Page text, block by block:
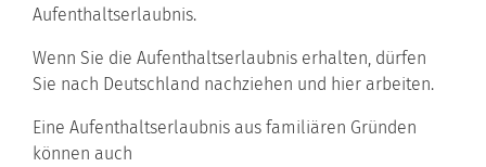
Aufenthaltserlaubnis.
Wenn Sie die Aufenthaltserlaubnis erhalten, dürfen
Sie nach Deutschland nachziehen und hier arbeiten.
Eine Aufenthaltserlaubnis aus familiären Gründen
können auch